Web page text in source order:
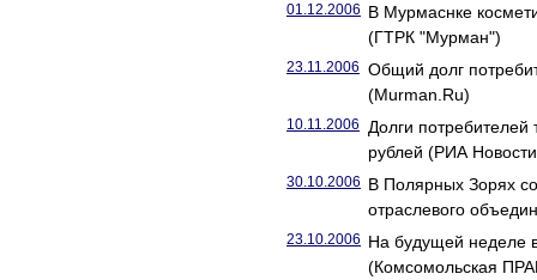
01.12.2006 В Мурмаснке
(ГТРК "Мурман")
23.11.2006 Общий долг
(Murman.Ru)
10.11.2006
Долги
рублей (РИА
30.10.2006 В Полярных Зорях
отраслевого
23.10.2006 На будущей неделе
(Комсомольская